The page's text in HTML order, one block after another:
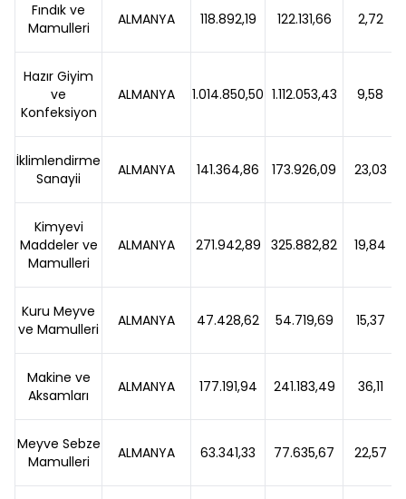
Fındık ve
Mamulleri
ALMANYA 118.892,19 122.131,66 2,72
Hazır Giyim
ve
Konfeksiyon
ALMANYA 1.014.850,50 1.112.053,43 9,58
İklimlendirme
Sanayii
ALMANYA 141.364,86 173.926,09 23,03
Kimyevi
Maddeler ve
Mamulleri
ALMANYA 271.942,89 325.882,82 19,84
Kuru Meyve
ve Mamulleri
ALMANYA 47.428,62 54.719,69 15,37
Makine ve
Aksamları
ALMANYA 177.191,94 241.183,49 36,11
Meyve Sebze
Mamulleri
ALMANYA 63.341,33 77.635,67 22,57